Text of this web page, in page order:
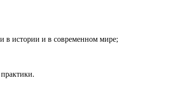
в истории и в современном мире;